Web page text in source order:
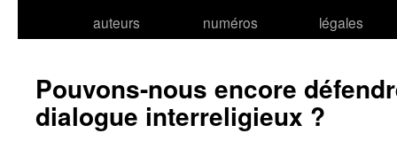
auteurs
numéros
légales
Pouvons-nous encore
dialogue interreligieux ?